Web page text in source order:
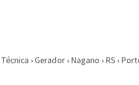
› Gerador › Nagano › RS ›